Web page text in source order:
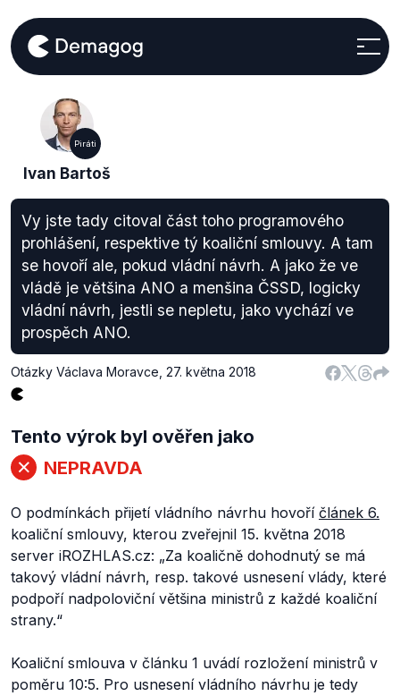
Piráti
Ivan Bartoš
Vy jste tady citoval část toho programového
prohlášení, respektive tý koaliční smlouvy. A tam
se hovoří ale, pokud vládní návrh. A jako že ve
vládě je většina ANO a menšina ČSSD, logicky
vládní návrh, jestli se nepletu, jako vychází ve
prospěch ANO.
Otázky Václava Moravce 27. května 2018
Tento výrok byl ověřen jako
NEPRAVDA
O podmínkách přijetí vládního návrhu hovoří článek 6.
koaliční smlouvy, kterou zveřejnil 15. května 2018
server iROZHLAS.cz: „Za koaličně dohodnutý se má
takový vládní návrh, resp. takové usnesení vlády, které
podpoří nadpoloviční většina ministrů z každé koaliční
strany.“
Koaliční smlouva v článku 1 uvádí rozložení ministrů v
poměru 10:5. Pro usnesení vládního návrhu je tedy